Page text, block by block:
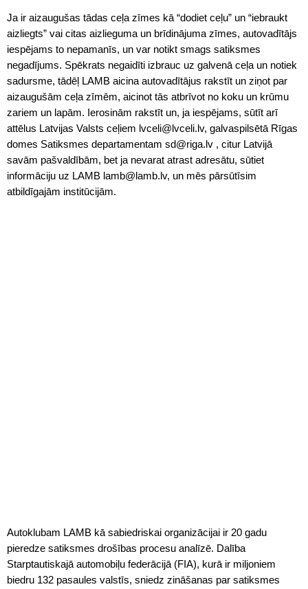
Ja ir aizaugušas tādas ceļa zīmes kā “dodiet ceļu” un “iebraukt
aizliegts” vai citas aizlieguma un brīdinājuma zīmes, autovadītājs
iespējams to nepamanīs, un var notikt smags satiksmes
negadījums. Spēkrats negaidīti izbrauc uz galvenā ceļa un notiek
sadursme, tādēļ LAMB aicina autovadītājus rakstīt un ziņot par
aizaugušām ceļa zīmēm, aicinot tās atbrīvot no koku un krūmu
zariem un lapām. Ierosinām rakstīt un, ja iespējams, sūtīt arī
attēlus Latvijas Valsts ceļiem lvceli@lvceli.lv, galvaspilsētā Rīgas
domes Satiksmes departamentam sd@riga.lv , citur Latvijā
savām pašvaldībām, bet ja nevarat atrast adresātu, sūtiet
informāciju uz LAMB lamb@lamb.lv, un mēs pārsūtīsim
atbildīgajām institūcijām.
Autoklubam LAMB kā sabiedriskai organizācijai ir 20 gadu
pieredze satiksmes drošības procesu analīzē. Dalība
Starptautiskajā automobiļu federācijā (FIA), kurā ir miljoniem
biedru 132 pasaules valstīs, sniedz zināšanas par satiksmes